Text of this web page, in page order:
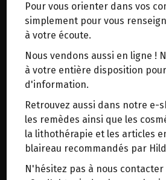
Pour vous orienter dans vos
simplement pour vous
à votre écoute.
Nous vendons aussi en ligne !
à votre entière disposition
d'information.
Retrouvez aussi dans notre e-
les remèdes ainsi que les
la lithothérapie et les articles
blaireau recommandés par
N'hésitez pas à nous contacter
d'enlèvement ou distributeur
points d'enlèvement ou
Merci de signaler dans les
point d'enlèvement choisi.
Sinon, vous pouvez envoyer un
point d'enlèvement désiré ou
recontacterons afin de
lieu de livraison choisi.
Choisir ce
La deglet nour est une variété
originaire d'Algérie près de
des Zibans.
Elle est principalement cultivée
Sahara, en Algérie et en Tunisie.
La Deglet Nour est extra-
sa peau est très fine, sa
et translucide, son noyau est
l'agriculture biologique